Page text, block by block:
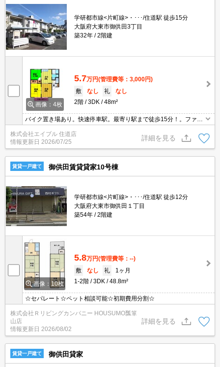
学研都市線<片町線>・･･･/住道駅 徒歩15分
大阪府大東市御供田3丁目
築32年
2階建
画像：4枚
5.7万円(管理費等：3,000円)
敷
なし 礼
なし
2階
3DK 48m²
バイク置き場あり。快速停車駅。最寄り駅まで徒歩15分！。ファミ
リー様必見。実物を見てお確かめください。現地待ち合わせ、物件
ご案内可能。オンライン内見対応可。ぜひお問い合わせください!。
株式会社エイブル 住道店
情報更新日 2026/07/25
詳細を見る
賃貸一戸建て 御供田賃貸貸家10号棟
学研都市線<片町線>・･･･/住道駅 徒歩12分
大阪府大東市御供田１丁目
築54年
2階建
画像：10枚
5.8万円(管理費等：--)
敷
なし 礼
1ヶ月
1-2階
3DK 48.8m²
☆セパレート☆ペット相談可能☆初期費用分割☆
株式会社Ｒリビングカンパニー HOUSUMO瓢箪
山店
情報更新日 2026/08/02
詳細を見る
賃貸一戸建て 御供田貸家